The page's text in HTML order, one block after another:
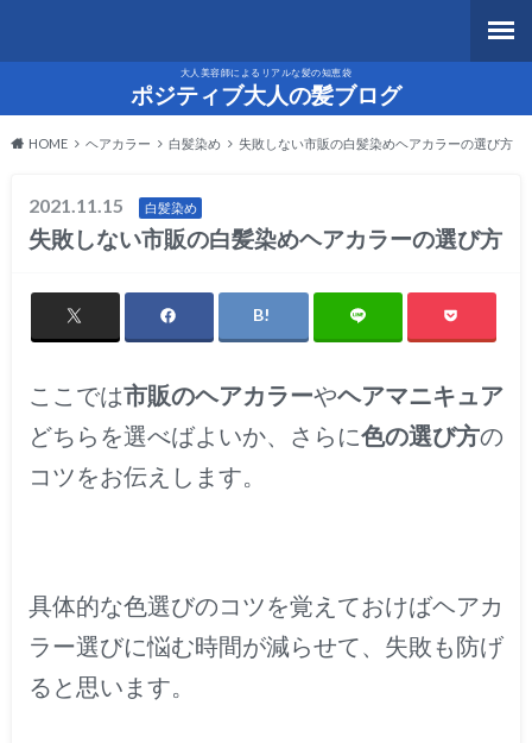
大人美容師によるリアルな髪の知恵袋
ポジティブ大人の髪ブログ
HOME ヘアカラー 白髪染め 失敗しない市販の白髪染めヘアカラーの選び方
2021.11.15 白髪染め
失敗しない市販の白髪染めヘアカラーの選び方
ここでは市販のヘアカラーやヘアマニキュア
どちらを選べばよいか、さらに色の選び方の
コツをお伝えします。
具体的な色選びのコツを覚えておけばヘアカ
ラー選びに悩む時間が減らせて、失敗も防げ
ると思います。